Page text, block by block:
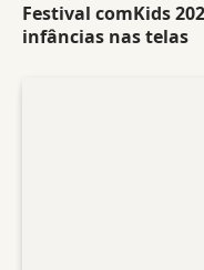
Festival comKids
infâncias nas telas